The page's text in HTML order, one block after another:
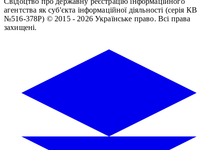
агентства як суб'єкта інформаційної діяльності (серія КВ
№516-378Р) © 2015 - 2026 Українське право. Всі права
захищені.